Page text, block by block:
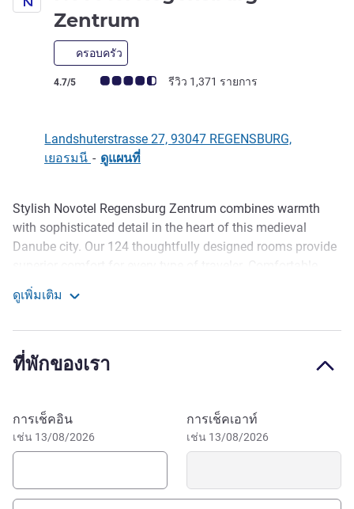
Zentrum
ครอบครัว
คะแนนความคิดเห็นจากแขก (เรทติ้งบน ALL)
4.7/5 รีวิว 1,371 รายการ
Landshuterstrasse 27, 93047 REGENSBURG,
เยอรมนี - ดูแผนที่
รายละเอียด
Stylish Novotel Regensburg Zentrum combines warmth
with sophisticated detail in the heart of this medieval
Danube city. Our 124 thoughtfully designed rooms provide
seating throughout the bar and lobby creates perfect
relaxation spots, while our restaurant showcases delicious
Whether attending a conference or soaking up the
Bavarian charm, our quiet, central location is ideal for
cathedral and Stone Bridge on foot. Enjoy a leisurely stroll
to the Historical Museum and St. Emmeram Palace Park or
set out on a cycling or hiking tour to the nearby Walhalla
Our 4-star superior hotel enjoys an ideal location near the
ดูเพิ่มเติม
ที่พักของเรา
จองโรงแรมนี้
การเช็คอิน
เช่น 13/08/2026
การเช็คเอาท์
เช่น 13/08/2026